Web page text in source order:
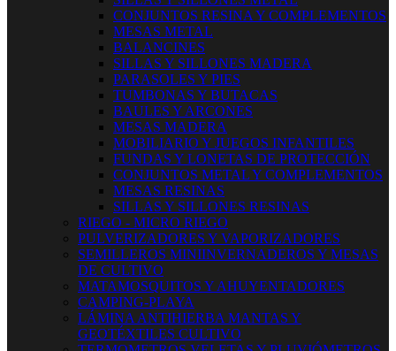
CONJUNTOS RESINA Y COMPLEMENTOS
MESAS METAL
BALANCINES
SILLAS Y SILLONES MADERA
PARASOLES Y PIES
TUMBONAS Y BUTACAS
BAULES Y ARCONES
MESAS MADERA
MOBILIARIO Y JUEGOS INFANTILES
FUNDAS Y LONETAS DE PROTECCIÓN
CONJUNTOS METAL Y COMPLEMENTOS
MESAS RESINAS
SILLAS Y SILLONES RESINAS
RIEGO - MICRO RIEGO
PULVERIZADORES Y VAPORIZADORES
SEMILLEROS MINIINVERNADEROS Y MESAS
DE CULTIVO
MATAMOSQUITOS Y AHUYENTADORES
CAMPING-PLAYA
LÁMINA ANTIHIERBA MANTAS Y
GEOTÉXTILES CULTIVO